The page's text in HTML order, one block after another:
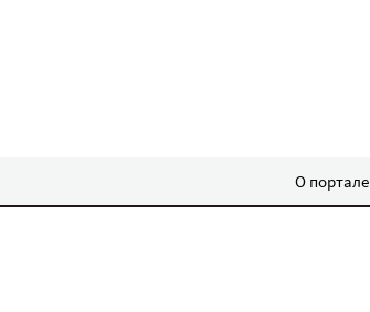
О портале